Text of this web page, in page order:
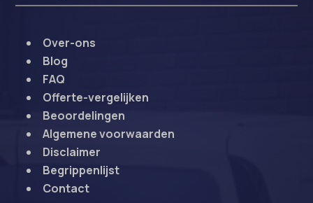
Over-ons
Blog
FAQ
Offerte-vergelijken
Beoordelingen
Algemene voorwaarden
Disclaimer
Begrippenlijst
Contact